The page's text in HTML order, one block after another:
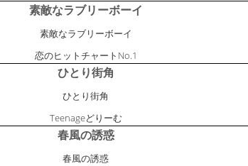
素敵なラブリーボーイ
素敵なラブリーボーイ
恋のヒットチャートNo.1
ひとり街角
ひとり街角
Teenageどりーむ
春風の誘惑
春風の誘惑